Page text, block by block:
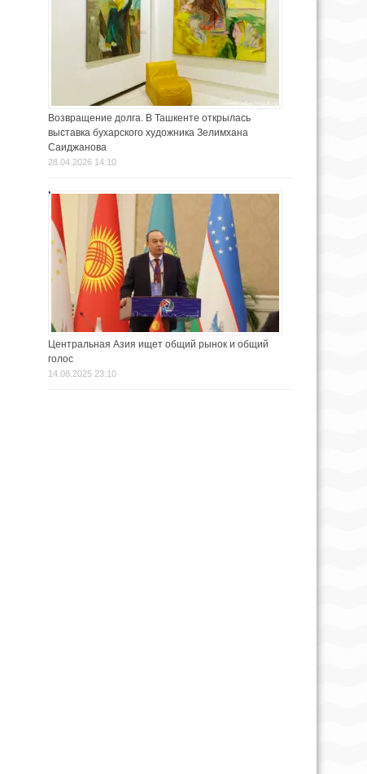
Возвращение долга. В Ташкенте открылась
выставка бухарского художника Зелимхана
Саиджанова
28.04.2026 14:10
Центральная Азия ищет общий рынок и общий
голос
14.08.2025 23:10